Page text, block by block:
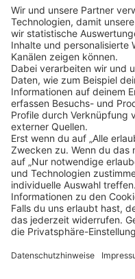
telefonisch auf dich zu.
Klickehier, um alle
Impressum Datenschutz
FAQ
Veranstaltungen
Sitemap